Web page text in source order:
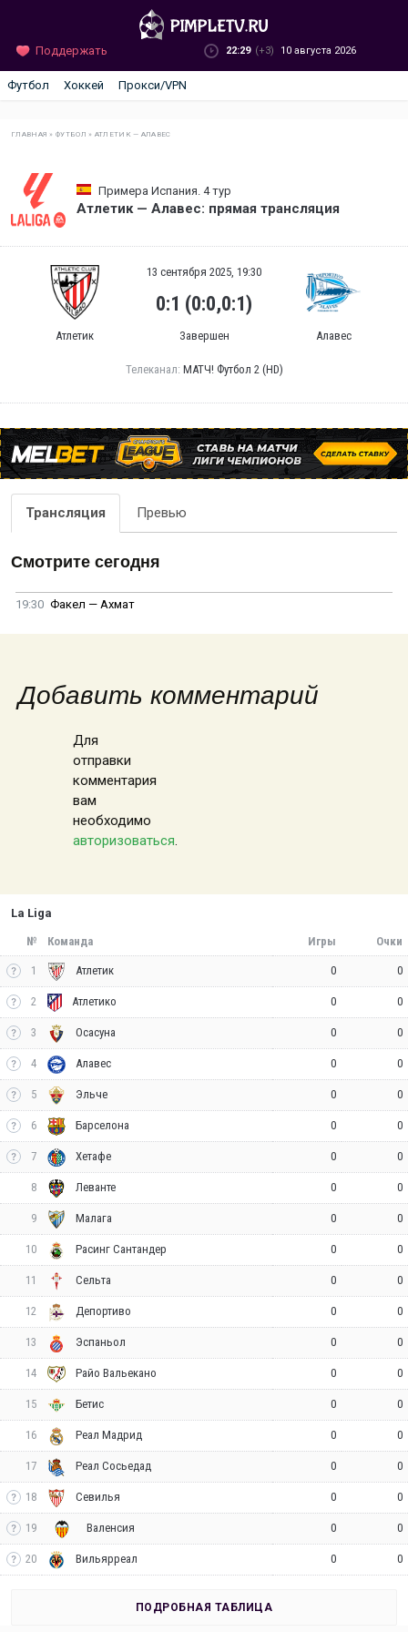
Поддержать 22:29 (+3) 10 августа 2026
Футбол Хоккей Прокси/VPN
ГЛАВНАЯ »ФУТБОЛ » АТЛЕТИК — АЛАВЕС
Примера Испания. 4 тур
Атлетик — Алавес: прямая трансляция
Атлетик
13 сентября 2025, 19:30
0:1 (0:0,0:1)
Завершен Алавес
Телеканал: МАТЧ! Футбол 2 (HD)
Трансляция Превью
Смотрите сегодня
19:30 Факел — Ахмат
Добавить комментарий
Для
отправки
комментария
вам
необходимо
авторизоваться.
La Liga
№ Команда Игры Очки
1 Атлетик 0 0
2 Атлетико 0 0
3 Осасуна 0 0
4 Алавес 0 0
5 Эльче 0 0
6 Барселона 0 0
7 Хетафе 0 0
8 Леванте 0 0
9 Малага 0 0
10 Расинг Сантандер 0 0
11 Сельта 0 0
12 Депортиво 0 0
13 Эспаньол 0 0
14 Райо Вальекано 0 0
15 Бетис 0 0
16 Реал Мадрид 0 0
17 Реал Сосьедад 0 0
18 Севилья 0 0
19 Валенсия 0 0
20 Вильярреал 0 0
ПОДРОБНАЯ ТАБЛИЦА